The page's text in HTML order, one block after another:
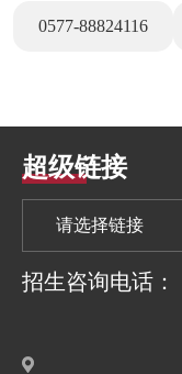
0577-88824116
超级链接
招生咨询电话：